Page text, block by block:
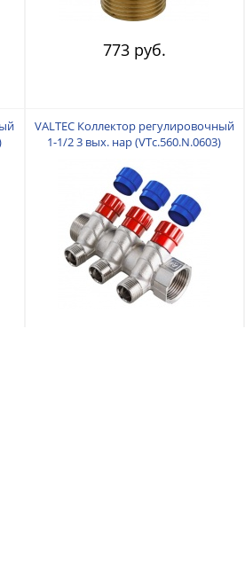
773 руб.
VALTEC Коллектор регулировочный
1-1/2 3 вых. нар (VTc.560.N.0603)